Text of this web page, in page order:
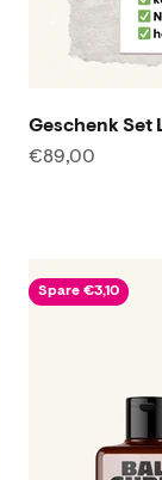
Geschenk Set
Angebot
€89,00
Spare €3,10